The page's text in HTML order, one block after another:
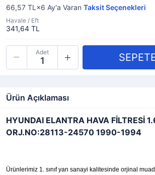
66,57 TL×6 Ay'a Varan Taksit Seçenekleri
Havale / Eft
341,64 TL
Adet
Ürün Açıklaması
HYUNDAI ELANTRA HAVA FİLTRESİ
ORJ.NO:28113-24570 1990-1994
Ürünlerimiz 1. sınıf yan sanayi kalitesinde orjinal